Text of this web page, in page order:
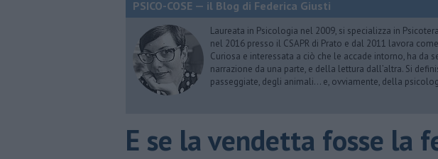
PSICO-COSE — il Blog di Federica Giusti
Laureata in Psicologia nel 2009, si specializza in
nel 2016 presso il CSAPR di Prato e dal 2011 lavora
Curiosa e interessata a ciò che le accade intorno, ha da
narrazione da una parte, e della lettura dall’altra. Si
passeggiate, degli animali… e, ovviamente, della
​E se la vendetta fosse la